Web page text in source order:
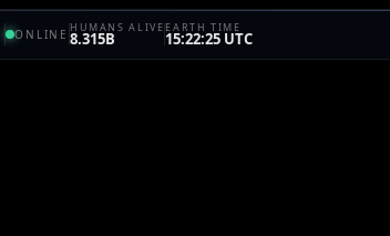
ONLINE HUMANS ALIVE
8.315B
EARTH TIME
15:22:25 UTC